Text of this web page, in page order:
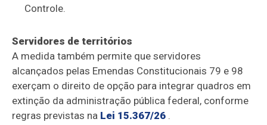
Controle.
Servidores de territórios
A medida também permite que servidores
alcançados pelas Emendas Constitucionais 79 e 98
exerçam o direito de opção para integrar quadros em
extinção da administração pública federal, conforme
regras previstas na Lei 15.367/26 .